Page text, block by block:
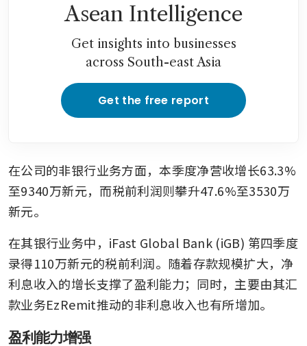
Asean Intelligence
Get insights into businesses
across South-east Asia
Get the free report
在公司的非银行业务方面，本季度净营收增长63.3%
至9340万新元，而税前利润则攀升47.6%至3530万
新元。
在其银行业务中，iFast Global Bank (iGB) 第四季度
录得110万新元的税前利润。随着存款规模扩大，净
利息收入的增长支撑了盈利能力；同时，主要由其汇
款业务EzRemit推动的非利息收入也有所增加。
盈利能力增强